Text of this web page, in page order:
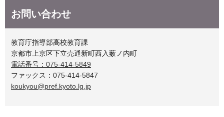
お問い合わせ
教育庁指導部高校教育課
京都市上京区下立売通新町西入薮ノ内町
電話番号：075-414-5849
ファックス：075-414-5847
koukyou@pref.kyoto.lg.jp